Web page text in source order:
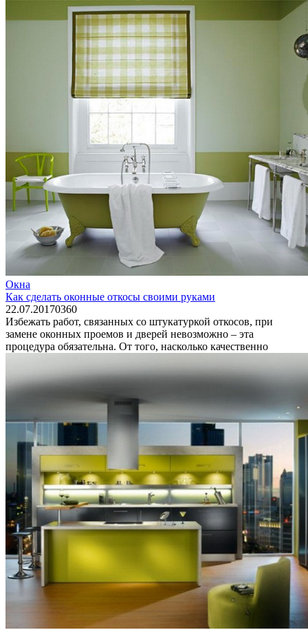
Окна
Как сделать оконные откосы своими руками
22.07.20170360
Избежать работ, связанных со штукатуркой откосов, при
замене оконных проемов и дверей невозможно – эта
процедура обязательна. От того, насколько качественно